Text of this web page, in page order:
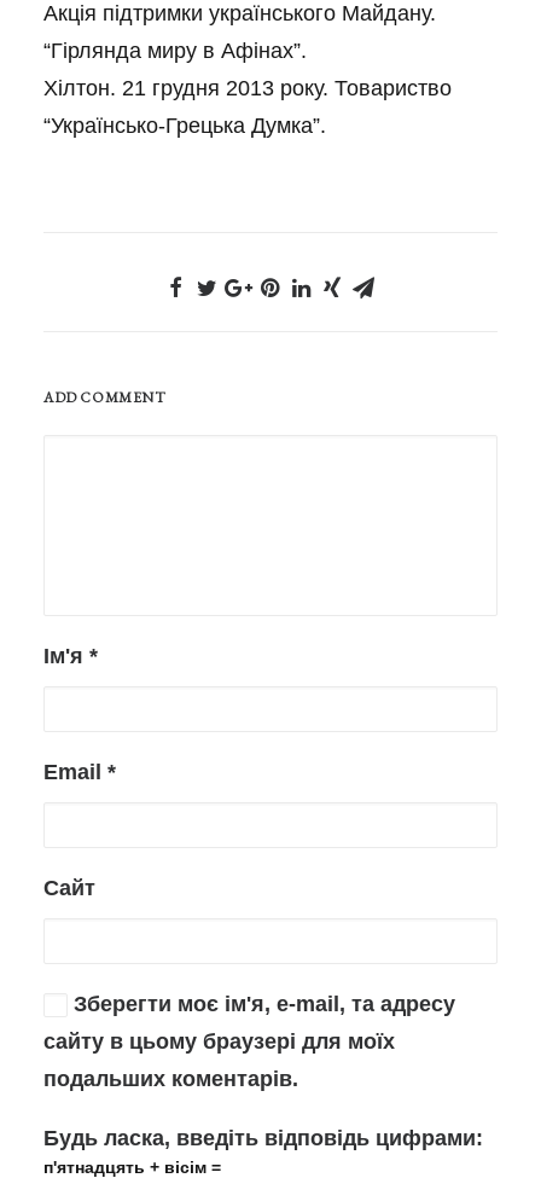
Акція підтримки українського Майдану.
“Гірлянда миру в Афінах”.
Хілтон. 21 грудня 2013 року. Товариство
“Українсько-Грецька Думка”.
ADD COMMENT
Ім'я *
Email *
Сайт
Зберегти моє ім'я, e-mail, та адресу
сайту в цьому браузері для моїх
подальших коментарів.
Будь ласка, введіть відповідь цифрами:
п'ятнадцять + вісім =